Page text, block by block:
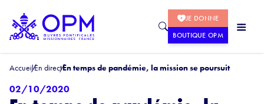
JE DONNE
BOUTIQUE OPM
AccueilEn directEn temps de pandémie, la mission se poursuit
02/10/2020